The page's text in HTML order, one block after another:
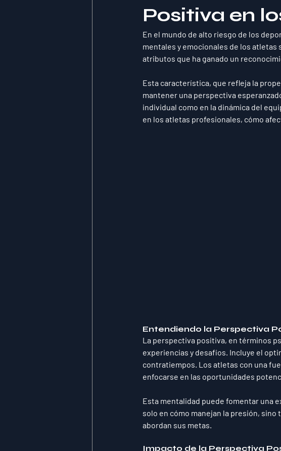
Positiva en
En el mundo de alto riesgo de los
mentales y emocionales de los
atributos que ha ganado un
Esta característica, que refleja la
mantener una perspectiva
individual como en la dinámica del
en los atletas profesionales, cómo
Entendiendo la Perspectiva
La perspectiva positiva, en términos
experiencias y desafíos. Incluye el
contratiempos. Los atletas con una
enfocarse en las oportunidades
Esta mentalidad puede fomentar una
solo en cómo manejan la presión,
abordan sus metas.
Impacto de la Perspectiva